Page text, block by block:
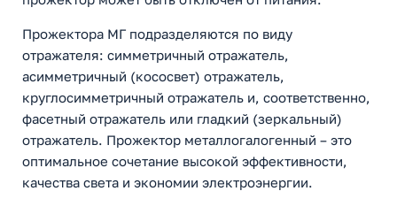
Прожектора МГ подразделяются по виду
отражателя: симметричный отражатель,
асимметричный (кососвет) отражатель,
круглосимметричный отражатель и, соответственно,
фасетный отражатель или гладкий (зеркальный)
отражатель. Прожектор металлогалогенный – это
оптимальное сочетание высокой эффективности,
качества света и экономии электроэнергии.